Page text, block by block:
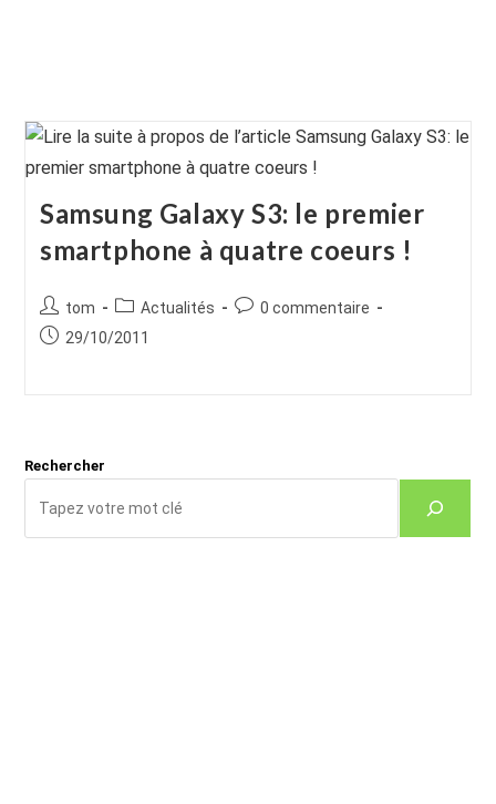
Samsung Galaxy S3: le premier
smartphone à quatre coeurs !
Auteur/autrice
de
tom
Post
category:
Actualités
Commentaires
0 commentaire
Publication
29/10/2011
Rechercher